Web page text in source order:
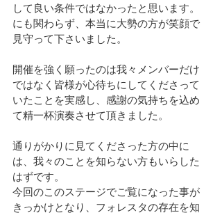
して良い条件ではなかったと思います。
にも関わらず、本当に大勢の方が笑顔で
見守って下さいました。
開催を強く願ったのは我々メンバーだけ
ではなく皆様が心待ちにしてくださって
いたことを実感し、感謝の気持ちを込め
て精一杯演奏させて頂きました。
通りがかりに見てくださった方の中に
は、我々のことを知らない方もいらした
はずです。
今回のこのステージでご覧になった事が
きっかけとなり、フォレスタの存在を知